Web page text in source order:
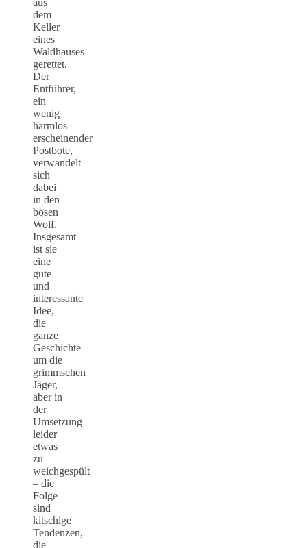
dem
Keller
eines
Waldhauses
gerettet.
Der
Entführer,
ein
wenig
harmlos
erscheinender
Postbote,
verwandelt
sich
dabei
in den
bösen
Wolf.
Insgesamt
ist sie
eine
gute
und
interessante
Idee,
die
ganze
Geschichte
um die
grimmschen
Jäger,
aber in
der
Umsetzung
leider
etwas
zu
weichgespült
– die
Folge
sind
kitschige
Tendenzen,
die